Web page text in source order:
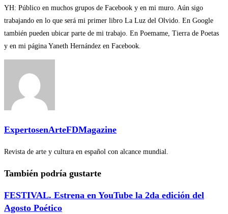
YH: Público en muchos grupos de Facebook y en mi muro. Aún sigo
trabajando en lo que será mi primer libro La Luz del Olvido. En Google
también pueden ubicar parte de mi trabajo. En Poemame, Tierra de Poetas
y en mi página Yaneth Hernández en Facebook.
ExpertosenArteFDMagazine
Revista de arte y cultura en español con alcance mundial.
También podría gustarte
FESTIVAL. Estrena en YouTube la 2da edición del
Agosto Poético